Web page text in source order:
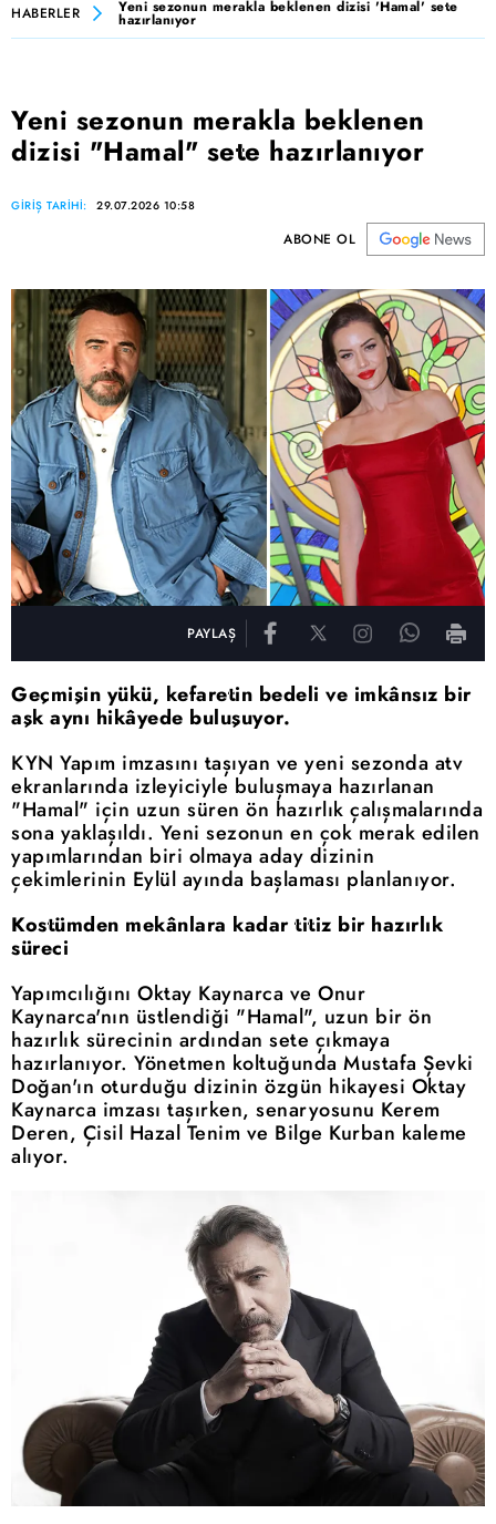
HABERLER Yeni sezonun merakla beklenen dizisi 'Hamal' sete
hazırlanıyor
Yeni sezonun merakla beklenen
dizisi "Hamal" sete hazırlanıyor
GİRİŞ TARİHİ: 29.07.2026 10:58
ABONE OL
PAYLAŞ
Geçmişin yükü, kefaretin bedeli ve imkânsız bir
aşk aynı hikâyede buluşuyor.
KYN Yapım imzasını taşıyan ve yeni sezonda atv
ekranlarında izleyiciyle buluşmaya hazırlanan
"Hamal" için uzun süren ön hazırlık çalışmalarında
sona yaklaşıldı. Yeni sezonun en çok merak edilen
yapımlarından biri olmaya aday dizinin
çekimlerinin Eylül ayında başlaması planlanıyor.
Kostümden mekânlara kadar titiz bir hazırlık
süreci
Yapımcılığını Oktay Kaynarca ve Onur
Kaynarca'nın üstlendiği "Hamal", uzun bir ön
hazırlık sürecinin ardından sete çıkmaya
hazırlanıyor. Yönetmen koltuğunda Mustafa Şevki
Doğan'ın oturduğu dizinin özgün hikayesi Oktay
Kaynarca imzası taşırken, senaryosunu Kerem
Deren, Çisil Hazal Tenim ve Bilge Kurban kaleme
alıyor.